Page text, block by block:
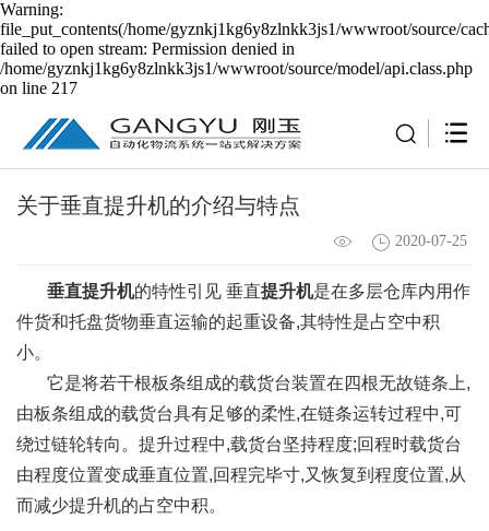
Warning:
file_put_contents(/home/gyznkj1kg6y8zlnkk3js1/wwwroot/source/
failed to open stream: Permission denied in
/home/gyznkj1kg6y8zlnkk3js1/wwwroot/source/model/api.class.php
on line 217
关于垂直提升机的介绍与特点
2020-07-25
垂直提升机的特性引见 垂直提升机是在多层仓库内用作
件货和托盘货物垂直运输的起重设备,其特性是占空中积
小。
它是将若干根板条组成的载货台装置在四根无故链条上,
由板条组成的载货台具有足够的柔性,在链条运转过程中,可
绕过链轮转向。提升过程中,载货台坚持程度;回程时载货台
由程度位置变成垂直位置,回程完毕寸,又恢复到程度位置,从
而减少提升机的占空中积。